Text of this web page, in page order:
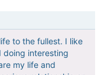
to the fullest. I like
doing interesting
my life and